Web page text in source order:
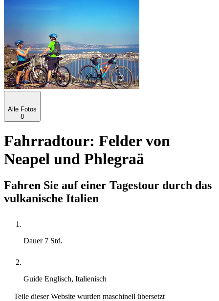
Alle Fotos
8
Fahrradtour: Felder von
Neapel und Phlegraä
Fahren Sie auf einer Tagestour durch das
vulkanische Italien
Dauer 7 Std.
Guide Englisch, Italienisch
Teile dieser Website wurden maschinell übersetzt